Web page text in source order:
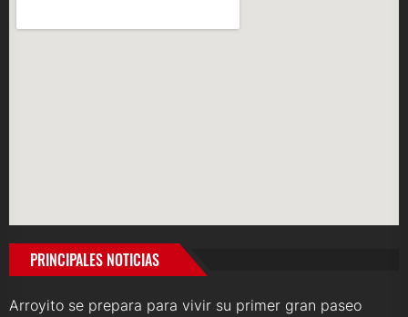
PRINCIPALES NOTICIAS
Arroyito se prepara para vivir su primer gran paseo